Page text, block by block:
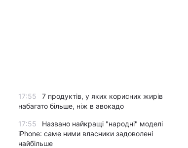
17:55
7 продуктів, у яких корисних жирів
набагато більше, ніж в авокадо
17:55
Названо найкращі "народні" моделі
iPhone: саме ними власники задоволені
найбільше